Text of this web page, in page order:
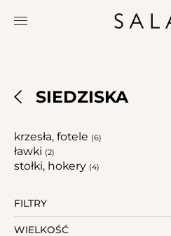
SIEDZISKA
krzesła, fotele (6)
ławki (2)
stołki, hokery (4)
FILTRY
WIELKOŚĆ